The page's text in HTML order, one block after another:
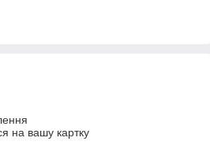
на вашу картку